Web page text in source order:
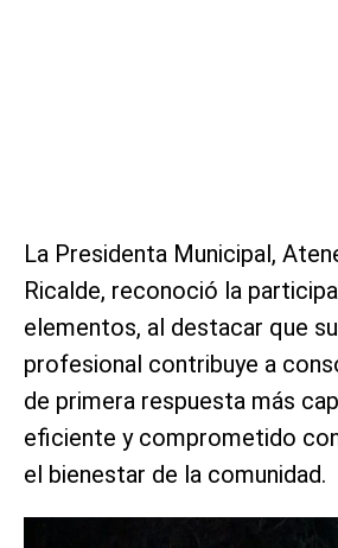
La Presidenta Municipal,
Ricalde, reconoció la
elementos, al destacar que
profesional contribuye a
de primera respuesta más
eficiente y comprometido
el bienestar de la comunidad.